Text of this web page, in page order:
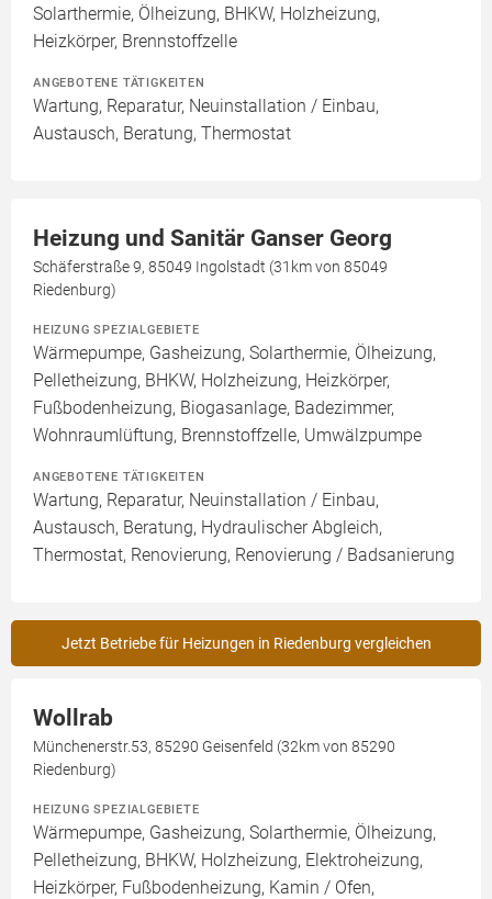
Solarthermie, Ölheizung, BHKW, Holzheizung,
Heizkörper, Brennstoffzelle
ANGEBOTENE TÄTIGKEITEN
Wartung, Reparatur, Neuinstallation / Einbau,
Austausch, Beratung, Thermostat
Heizung und Sanitär Ganser Georg
Schäferstraße 9, 85049 Ingolstadt (31km von 85049
Riedenburg)
HEIZUNG SPEZIALGEBIETE
Wärmepumpe, Gasheizung, Solarthermie, Ölheizung,
Pelletheizung, BHKW, Holzheizung, Heizkörper,
Fußbodenheizung, Biogasanlage, Badezimmer,
Wohnraumlüftung, Brennstoffzelle, Umwälzpumpe
ANGEBOTENE TÄTIGKEITEN
Wartung, Reparatur, Neuinstallation / Einbau,
Austausch, Beratung, Hydraulischer Abgleich,
Thermostat, Renovierung, Renovierung / Badsanierung
Jetzt Betriebe für Heizungen in Riedenburg vergleichen
Wollrab
Münchenerstr.53, 85290 Geisenfeld (32km von 85290
Riedenburg)
HEIZUNG SPEZIALGEBIETE
Wärmepumpe, Gasheizung, Solarthermie, Ölheizung,
Pelletheizung, BHKW, Holzheizung, Elektroheizung,
Heizkörper, Fußbodenheizung, Kamin / Ofen,